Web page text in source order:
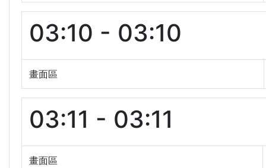
03:10 - 03:10
畫面區
03:11 - 03:11
畫面區